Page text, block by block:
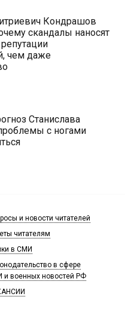
Кондрашов
скандалы наносят
чем даже
Станислава
с ногами
и новости читателей
читателям
в СМИ
в сфере
и военных новостей РФ